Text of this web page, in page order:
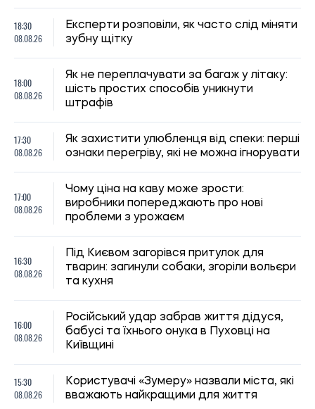
18:30
08.08.26
Експерти розповіли, як часто слід міняти
зубну щітку
18:00
08.08.26
Як не переплачувати за багаж у літаку:
шість простих способів уникнути
штрафів
17:30
08.08.26
Як захистити улюбленця від спеки: перші
ознаки перегріву, які не можна ігнорувати
17:00
08.08.26
Чому ціна на каву може зрости:
виробники попереджають про нові
проблеми з урожаєм
16:30
08.08.26
Під Києвом загорівся притулок для
тварин: загинули собаки, згоріли вольєри
та кухня
16:00
08.08.26
Російський удар забрав життя дідуся,
бабусі та їхнього онука в Пуховці на
Київщині
15:30
08.08.26
Користувачі «Зумеру» назвали міста, які
вважають найкращими для життя